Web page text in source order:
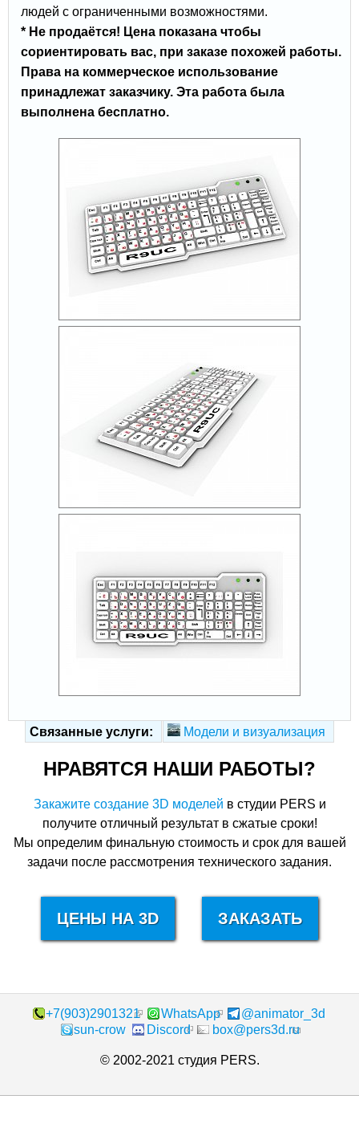
людей с ограниченными возможностями.
* Не продаётся! Цена показана чтобы
сориентировать вас, при заказе похожей работы.
Права на коммерческое использование
принадлежат заказчику. Эта работа была
выполнена бесплатно.
Связанные услуги: Модели и визуализация
НРАВЯТСЯ НАШИ РАБОТЫ?
Закажите создание 3D моделей в студии PERS и
получите отличный результат в сжатые сроки!
Мы определим финальную стоимость и срок для вашей
задачи после рассмотрения технического задания.
ЦЕНЫ НА 3D ЗАКАЗАТЬ
+7(903)2901321 WhatsApp
@animator_3d
sun-crow
Discord box@pers3d.ru
© 2002-2021 студия PERS.